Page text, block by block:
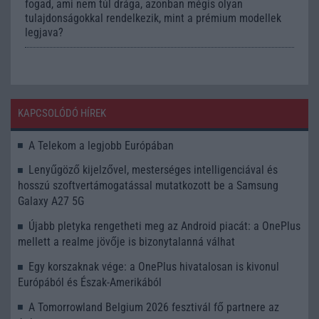
fogad, ami nem túl drága, azonban mégis olyan
tulajdonságokkal rendelkezik, mint a prémium modellek
legjava?
KAPCSOLÓDÓ HÍREK
A Telekom a legjobb Európában
Lenyűgöző kijelzővel, mesterséges intelligenciával és
hosszú szoftvertámogatással mutatkozott be a Samsung
Galaxy A27 5G
Újabb pletyka rengetheti meg az Android piacát: a OnePlus
mellett a realme jövője is bizonytalanná válhat
Egy korszaknak vége: a OnePlus hivatalosan is kivonul
Európából és Észak-Amerikából
A Tomorrowland Belgium 2026 fesztivál fő partnere az